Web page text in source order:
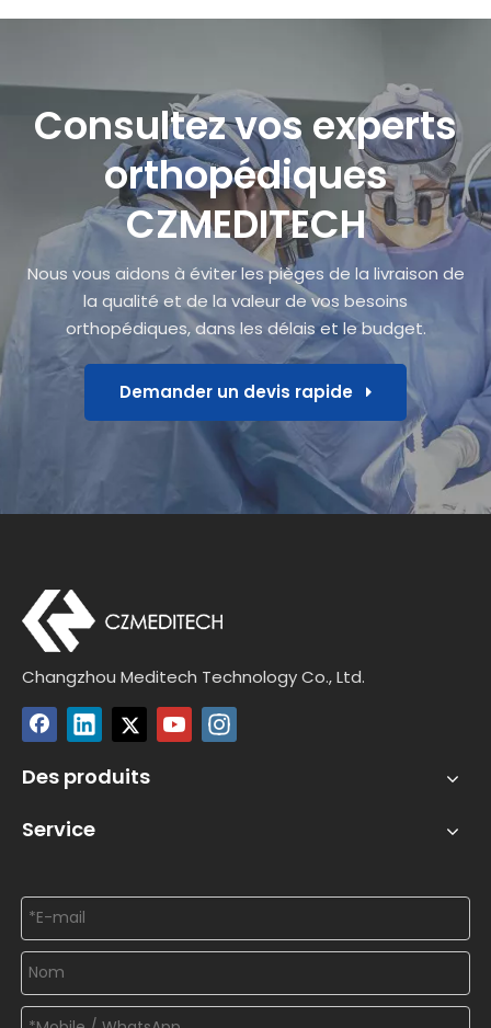
Consultez vos experts
orthopédiques
CZMEDITECH
Nous vous aidons à éviter les pièges de la livraison de
la qualité et de la valeur de vos besoins
orthopédiques, dans les délais et le budget.
Demander un devis rapide
Changzhou Meditech Technology Co., Ltd.
Des produits
Service